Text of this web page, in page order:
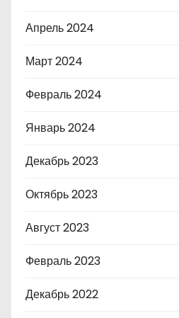
Апрель 2024
Март 2024
Февраль 2024
Январь 2024
Декабрь 2023
Октябрь 2023
Август 2023
Февраль 2023
Декабрь 2022